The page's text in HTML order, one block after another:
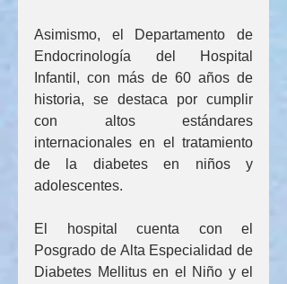
Asimismo, el Departamento de
Endocrinología del Hospital
Infantil, con más de 60 años de
historia, se destaca por cumplir
con altos estándares
internacionales en el tratamiento
de la diabetes en niños y
adolescentes.
El hospital cuenta con el
Posgrado de Alta Especialidad de
Diabetes Mellitus en el Niño y el